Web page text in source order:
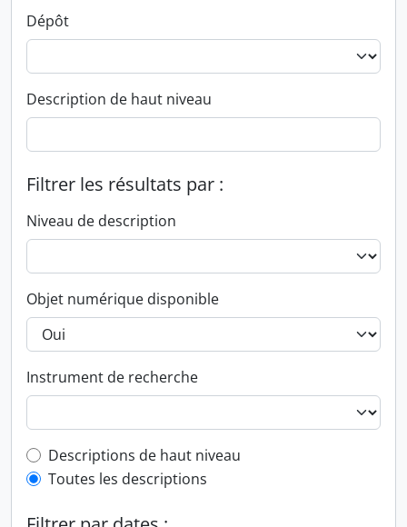
Dépôt
Description de haut niveau
Filtrer les résultats par :
Niveau de description
Objet numérique disponible
Instrument de recherche
Top-level description filter
Descriptions de haut niveau
Toutes les descriptions